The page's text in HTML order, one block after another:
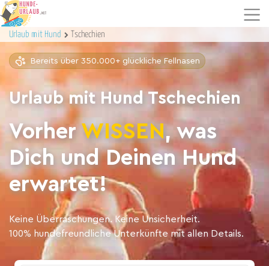
Urlaub mit Hund Tschechien
Bereits über 350.000+ glückliche Fellnasen
Urlaub mit Hund Tschechien
VorherWISSEN, was
Dich und Deinen Hund
erwartet!
Keine Überraschungen. Keine Unsicherheit.
100% hundefreundliche Unterkünfte mit allen Details.